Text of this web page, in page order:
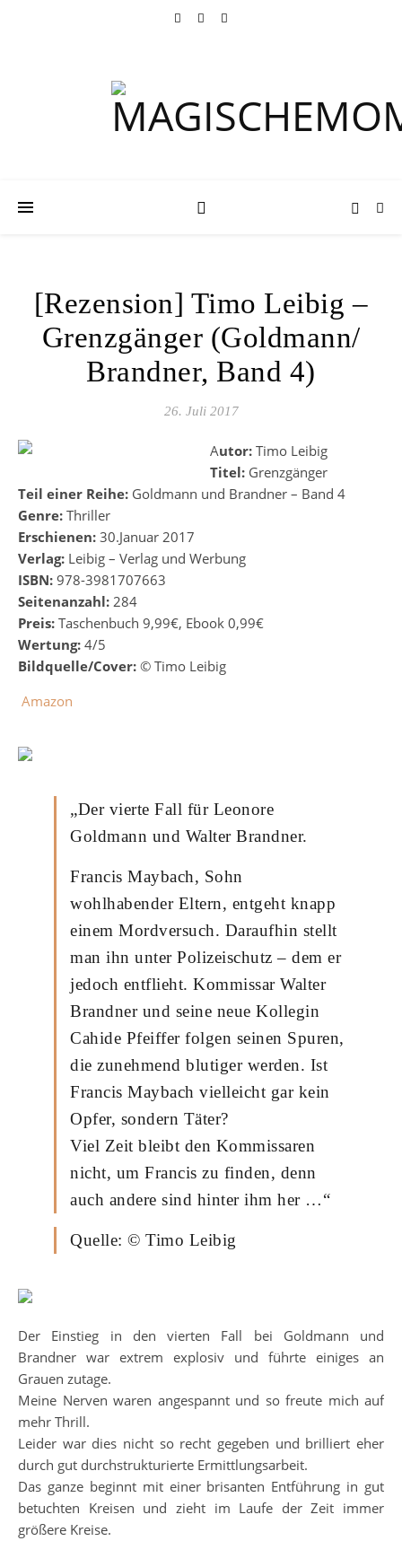
[Rezension] Timo Leibig –
Grenzgänger (Goldmann/
Brandner, Band 4)
26. Juli 2017
Autor: Timo Leibig
Titel: Grenzgänger
Teil einer Reihe: Goldmann und Brandner – Band 4
Genre: Thriller
Erschienen: 30.Januar 2017
Verlag: Leibig – Verlag und Werbung
ISBN: 978-3981707663
Seitenanzahl: 284
Preis: Taschenbuch 9,99€, Ebook 0,99€
Wertung: 4/5
Bildquelle/Cover: © Timo Leibig
Amazon
„Der vierte Fall für Leonore
Goldmann und Walter Brandner.
Francis Maybach, Sohn
wohlhabender Eltern, entgeht knapp
einem Mordversuch. Daraufhin stellt
man ihn unter Polizeischutz – dem er
jedoch entflieht. Kommissar Walter
Brandner und seine neue Kollegin
Cahide Pfeiffer folgen seinen Spuren,
die zunehmend blutiger werden. Ist
Francis Maybach vielleicht gar kein
Opfer, sondern Täter?
Viel Zeit bleibt den Kommissaren
nicht, um Francis zu finden, denn
auch andere sind hinter ihm her …“
Quelle: © Timo Leibig
Der Einstieg in den vierten Fall bei Goldmann und
Brandner war extrem explosiv und führte einiges an
Grauen zutage.
Meine Nerven waren angespannt und so freute mich auf
mehr Thrill.
Leider war dies nicht so recht gegeben und brilliert eher
durch gut durchstrukturierte Ermittlungsarbeit.
Das ganze beginnt mit einer brisanten Entführung in gut
betuchten Kreisen und zieht im Laufe der Zeit immer
größere Kreise.